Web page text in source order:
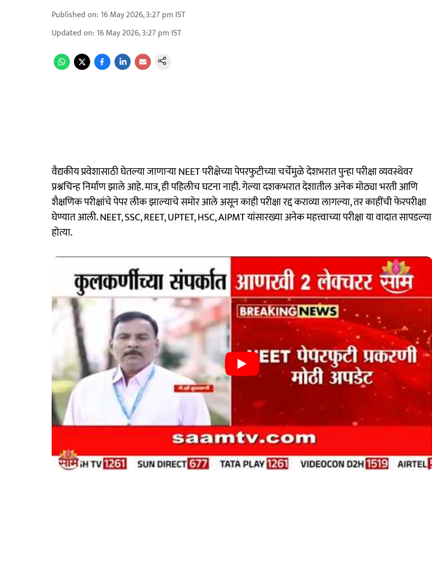
Published on: 16 May 2026, 3:27 pm IST
Updated on: 16 May 2026, 3:27 pm IST
वैद्यकीय प्रवेशासाठी घेतल्या जाणाऱ्या NEET परीक्षेच्या पेपरफुटीच्या चर्चेमुळे देशभरात पुन्हा परीक्षा व्यवस्थेवर
प्रश्नचिन्ह निर्माण झाले आहे. मात्र, ही पहिलीच घटना नाही. गेल्या दशकभरात देशातील अनेक मोठ्या भरती आणि
शैक्षणिक परीक्षांचे पेपर लीक झाल्याचे समोर आले असून काही परीक्षा रद्द कराव्या लागल्या, तर काहींची फेरपरीक्षा
घेण्यात आली. NEET, SSC, REET, UPTET, HSC, AIPMT यांसारख्या अनेक महत्त्वाच्या परीक्षा या वादात सापडल्या
होत्या.